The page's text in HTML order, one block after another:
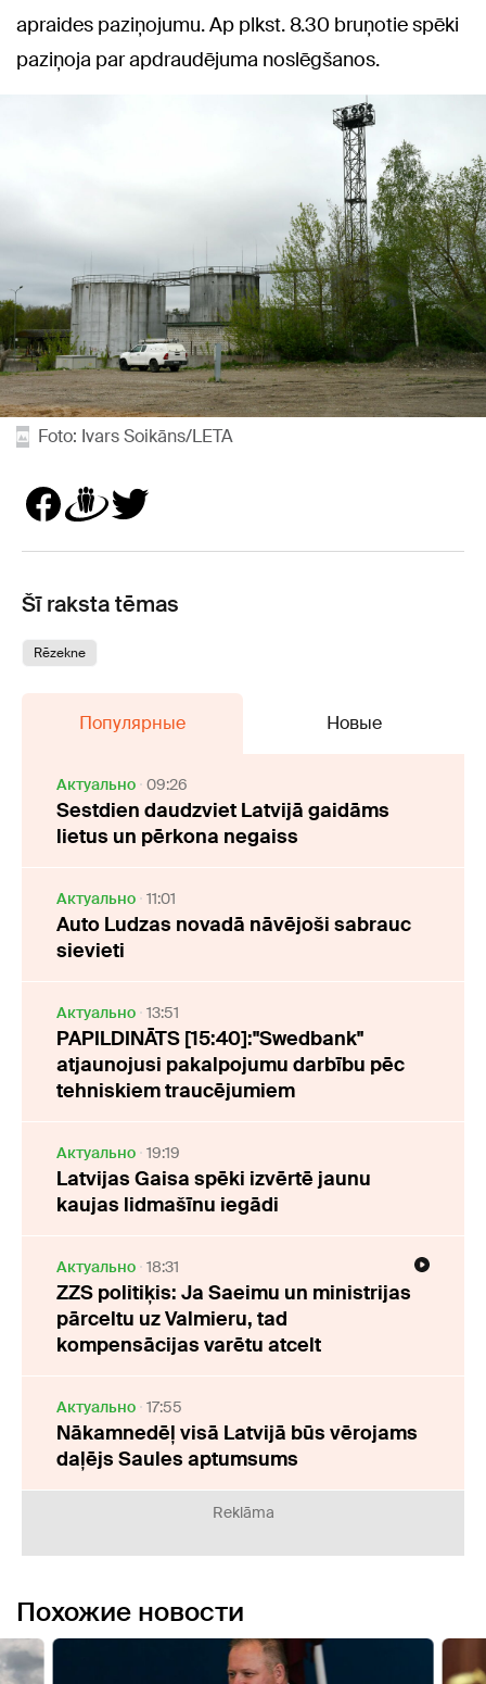
apraides paziņojumu. Ap plkst. 8.30 bruņotie spēki
paziņoja par apdraudējuma noslēgšanos.
Foto: Ivars Soikāns/LETA
Šī raksta tēmas
Rēzekne
Популярные Новые
Актуально 09:26
Sestdien daudzviet Latvijā gaidāms
lietus un pērkona negaiss
Актуально 11:01
Auto Ludzas novadā nāvējoši sabrauc
sievieti
Актуально 13:51
PAPILDINĀTS [15:40]:"Swedbank"
atjaunojusi pakalpojumu darbību pēc
tehniskiem traucējumiem
Актуально 19:19
Latvijas Gaisa spēki izvērtē jaunu
kaujas lidmašīnu iegādi
Актуально 18:31
ZZS politiķis: Ja Saeimu un ministrijas
pārceltu uz Valmieru, tad
kompensācijas varētu atcelt
Актуально 17:55
Nākamnedēļ visā Latvijā būs vērojams
daļējs Saules aptumsums
Reklāma
Похожие новости